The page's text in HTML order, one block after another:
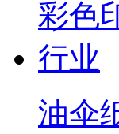
油伞